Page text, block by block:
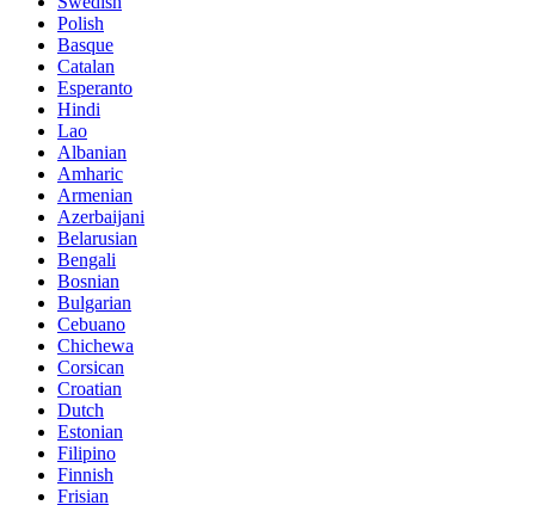
Polish
Basque
Catalan
Esperanto
Hindi
Lao
Albanian
Amharic
Armenian
Azerbaijani
Belarusian
Bengali
Bosnian
Bulgarian
Cebuano
Chichewa
Corsican
Croatian
Dutch
Estonian
Filipino
Finnish
Frisian